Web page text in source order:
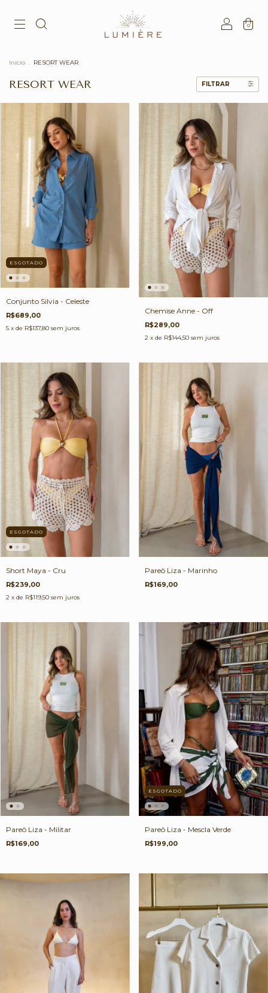
0
Início . RESORT WEAR
RESORT WEAR FILTRAR
ESGOTADO
Conjunto Silvia - Celeste
R$689,00
5 x de R$137,80 sem juros
Chemise Anne - Off
R$289,00
2 x de R$144,50 sem juros
ESGOTADO
Short Maya - Cru
R$239,00
2 x de R$119,50 sem juros
Pareô Liza - Marinho
R$169,00
Pareô Liza - Militar
R$169,00
ESGOTADO
Pareô Liza - Mescla Verde
R$199,00